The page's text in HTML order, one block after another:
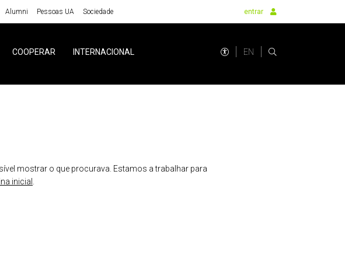
Alumni Pessoas UA Sociedade entrar
COOPERAR INTERNACIONAL EN
mostrar o que procurava. Estamos a trabalhar para
inicial